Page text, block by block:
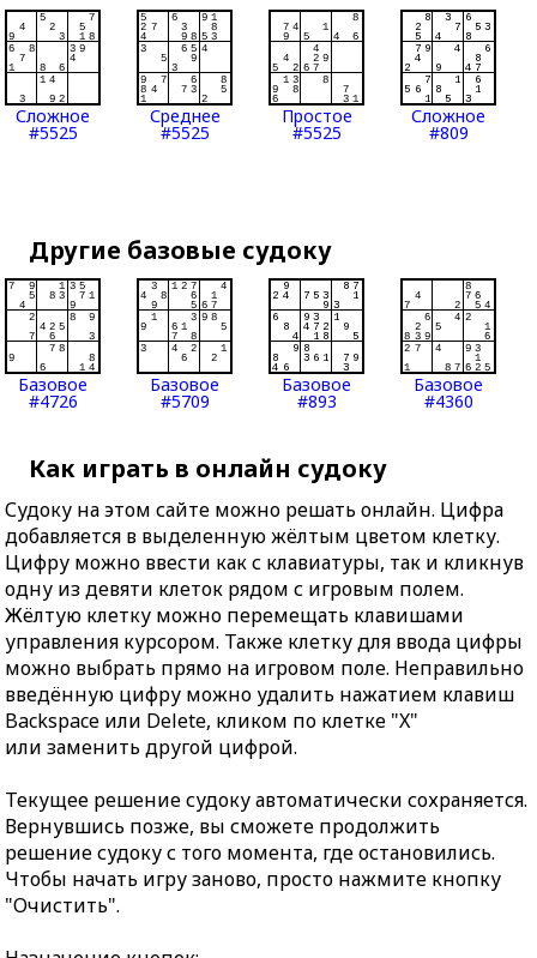
Сложное
#5525
Среднее
#5525
Простое
#5525
Сложное
#809
Другие базовые судоку
Базовое
#4726
Базовое
#5709
Базовое
#893
Базовое
#4360
Как играть в онлайн судоку
Судоку на этом сайте можно решать онлайн. Цифра
добавляется в выделенную жёлтым цветом клетку.
Цифру можно ввести как с клавиатуры, так и кликнув
одну из девяти клеток рядом с игровым полем.
Жёлтую клетку можно перемещать клавишами
управления курсором. Также клетку для ввода цифры
можно выбрать прямо на игровом поле. Неправильно
введённую цифру можно удалить нажатием клавиш
Backspace или Delete, кликом по клетке "X"
или заменить другой цифрой.
Текущее решение судоку автоматически сохраняется.
Вернувшись позже, вы сможете продолжить
решение судоку с того момента, где остановились.
Чтобы начать игру заново, просто нажмите кнопку
"Очистить".